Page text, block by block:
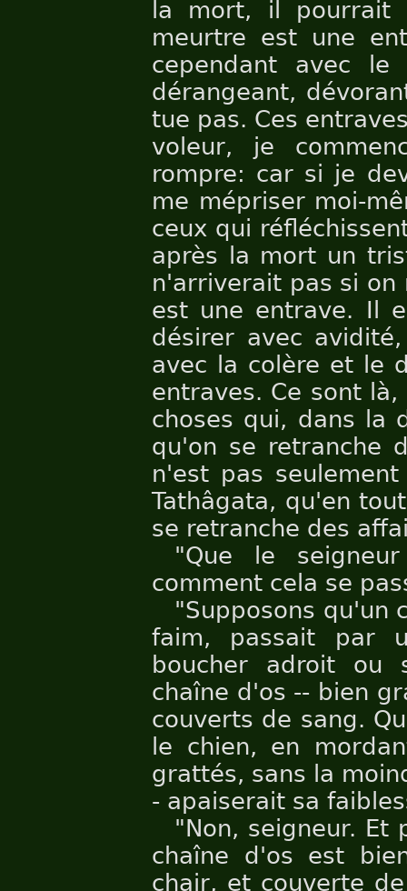
la mort, il pourrait
meurtre est une
cependant avec
dérangeant,
tue pas. Ces
voleur, je
rompre: car si je
me mépriser moi-
ceux qui
après la mort un
n'arriverait pas si on
est une entrave. Il
désirer avec
avec la colère et le
entraves. Ce sont
choses qui, dans la
qu'on se retranche
n'est pas
Tathâgata, qu'en
se retranche des
"Que le
comment cela se
"Supposons qu'un
faim, passait par
boucher adroit ou
chaîne d'os -- bien
couverts de sang.
le chien, en
grattés, sans la
- apaiserait sa
"Non, seigneur. Et
chaîne d'os est
chair, et couverte